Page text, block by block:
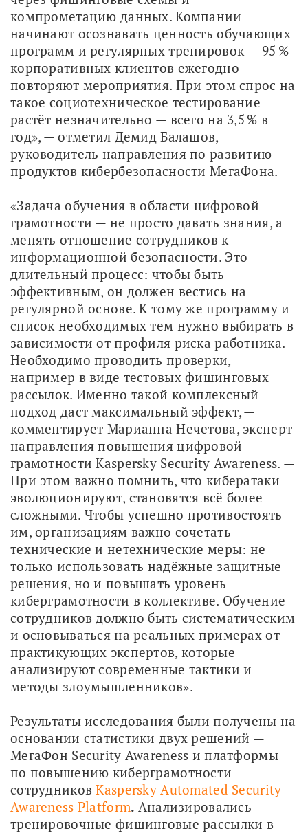
компрометацию данных. Компании
начинают осознавать ценность обучающих
программ и регулярных тренировок — 95 %
корпоративных клиентов ежегодно
повторяют мероприятия. При этом спрос на
такое социотехническое тестирование
растёт незначительно — всего на 3,5 % в
год», — отметил Демид Балашов,
руководитель направления по развитию
продуктов кибербезопасности МегаФона.
«Задача обучения в области цифровой
грамотности — не просто давать знания, а
менять отношение сотрудников к
информационной безопасности. Это
длительный процесс: чтобы быть
эффективным, он должен вестись на
регулярной основе. К тому же программу и
список необходимых тем нужно выбирать в
зависимости от профиля риска работника.
Необходимо проводить проверки,
например в виде тестовых фишинговых
рассылок. Именно такой комплексный
подход даст максимальный эффект, —
комментирует Марианна Нечетова, эксперт
направления повышения цифровой
грамотности Kaspersky Security Awareness. —
При этом важно помнить, что кибератаки
эволюционируют, становятся всё более
сложными. Чтобы успешно противостоять
им, организациям важно сочетать
технические и нетехнические меры: не
только использовать надёжные защитные
решения, но и повышать уровень
киберграмотности в коллективе. Обучение
сотрудников должно быть систематическим
и основываться на реальных примерах от
практикующих экспертов, которые
анализируют современные тактики и
методы злоумышленников».
Результаты исследования были получены на
основании статистики двух решений —
МегаФон Security Awareness и платформы
по повышению киберграмотности
сотрудников Kaspersky Automated Security
Awareness Platform. Анализировались
тренировочные фишинговые рассылки в